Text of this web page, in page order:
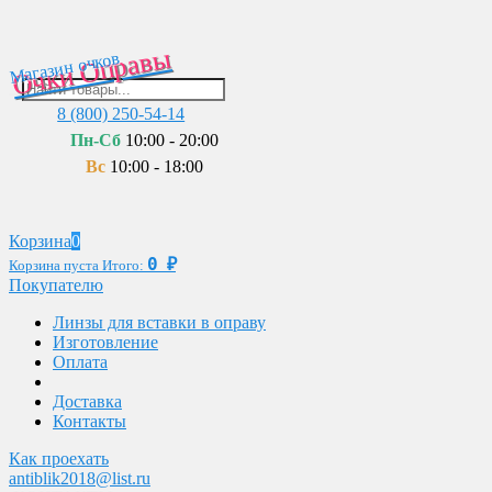
Очки Оправы
Магазин очков
8 (800) 250-54-14
Пн-Сб 10:00 - 20:00
Вс 10:00 - 18:00
Корзина0
Корзина пуста Итого: 0 ₽
Покупателю
Линзы для вставки в оправу
Изготовление
Оплата
Доставка
Контакты
Как проехать
antiblik2018@list.ru